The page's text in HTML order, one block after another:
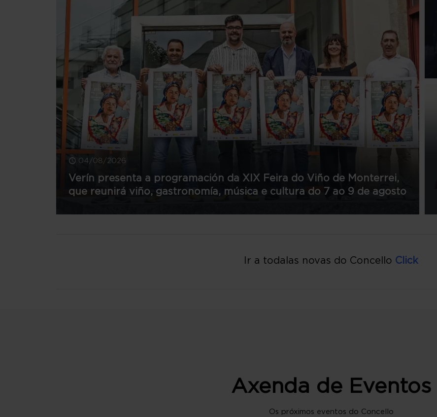
04/08/2026
Verín presenta a programación da XIX Feira do Viño de Monterrei,
que reunirá viño, gastronomía, música e cultura do 7 ao 9 de agosto
Ir a todalas novas do Concello Click
Axenda de Eventos
Os próximos eventos do Concello